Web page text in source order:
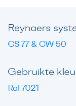
Reynaers
CS 77 & CW 50
Gebruikte
Ral 7021